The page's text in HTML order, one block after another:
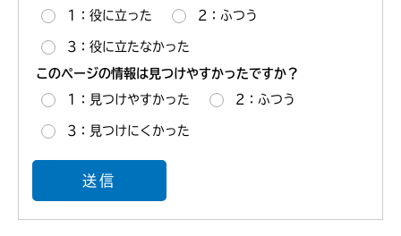
1：役に立った 2：ふつう
3：役に立たなかった
このページの情報は見つけやすかったですか？
1：見つけやすかった 2：ふつう
3：見つけにくかった